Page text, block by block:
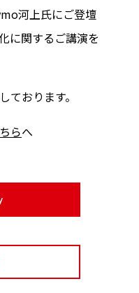
河上氏にご登壇
に関するご講演を
ております。
らへ